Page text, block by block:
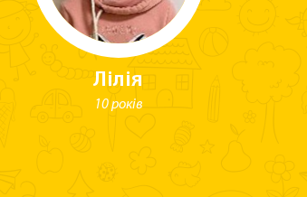
Лілія
10 років